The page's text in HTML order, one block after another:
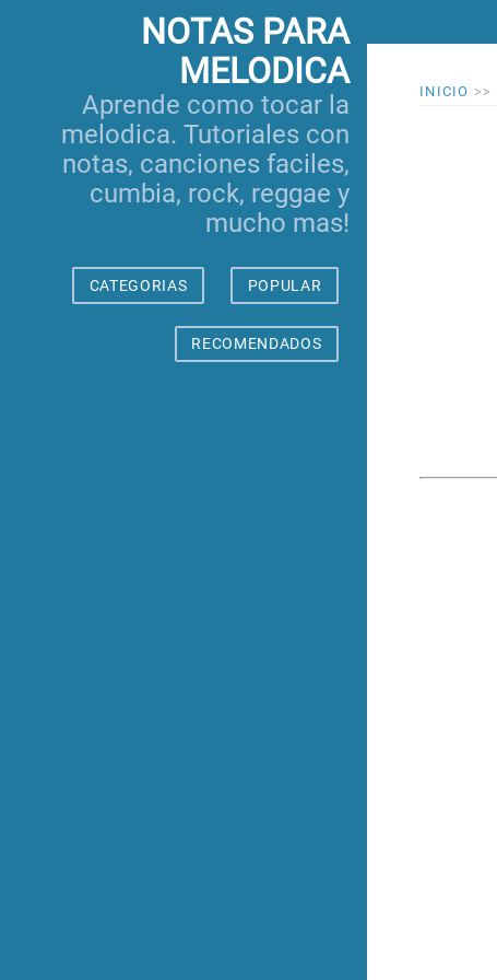
NOTAS PARA
MELODICA
Aprende como tocar la
melodica. Tutoriales con
notas, canciones faciles,
cumbia, rock, reggae y
mucho mas!
CATEGORIAS POPULAR
RECOMENDADOS
INICIO >>